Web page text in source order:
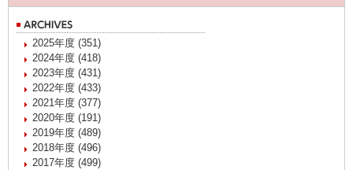
2025年度 (351)
2024年度 (418)
2023年度 (431)
2022年度 (433)
2021年度 (377)
2020年度 (191)
2019年度 (489)
2018年度 (496)
2017年度 (499)